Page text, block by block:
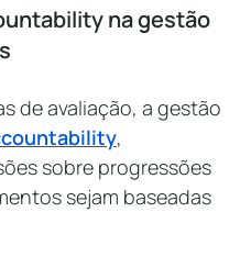
na gestão
de avaliação, a gestão
,
sobre progressões
sejam baseadas